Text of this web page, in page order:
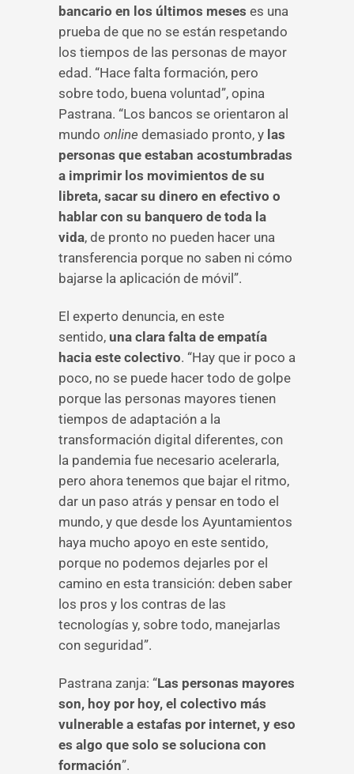
bancario en los últimos meses es una
prueba de que no se están respetando
los tiempos de las personas de mayor
edad. “Hace falta formación, pero
sobre todo, buena voluntad”, opina
Pastrana. “Los bancos se orientaron al
mundo online demasiado pronto, y las
personas que estaban acostumbradas
a imprimir los movimientos de su
libreta, sacar su dinero en efectivo o
hablar con su banquero de toda la
vida, de pronto no pueden hacer una
transferencia porque no saben ni cómo
bajarse la aplicación de móvil”.
El experto denuncia, en este
sentido, una clara falta de empatía
hacia este colectivo. “Hay que ir poco a
poco, no se puede hacer todo de golpe
porque las personas mayores tienen
tiempos de adaptación a la
transformación digital diferentes, con
la pandemia fue necesario acelerarla,
pero ahora tenemos que bajar el ritmo,
dar un paso atrás y pensar en todo el
mundo, y que desde los Ayuntamientos
haya mucho apoyo en este sentido,
porque no podemos dejarles por el
camino en esta transición: deben saber
los pros y los contras de las
tecnologías y, sobre todo, manejarlas
con seguridad”.
Pastrana zanja: “Las personas mayores
son, hoy por hoy, el colectivo más
vulnerable a estafas por internet, y eso
es algo que solo se soluciona con
formación”.